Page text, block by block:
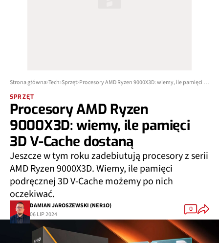
Strona główna Tech Sprzęt Procesory AMD Ryzen 9000X3D: wiemy, ile pamięci 3D V-Cache dostaną
SPRZĘT
Procesory AMD Ryzen
9000X3D: wiemy, ile pamięci
3D V-Cache dostaną
Jeszcze w tym roku zadebiutują procesory z serii
AMD Ryzen 9000X3D. Wiemy, ile pamięci
podręcznej 3D V-Cache możemy po nich
oczekiwać.
DAMIAN JAROSZEWSKI (NER1O)
06 LIP 2024
0